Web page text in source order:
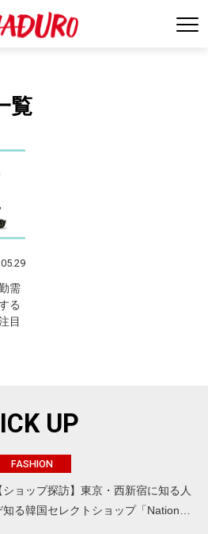
覧
需
る
目
UP
FASHION
ショップ探訪】東京・西新宿に知る人
知る韓国セレクトショップ「Nation…